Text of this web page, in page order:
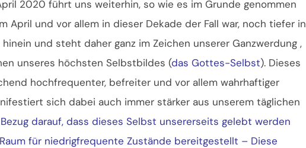
2020 führt uns weiterhin, so wie es im Grunde genommen
April und vor allem in dieser Dekade der Fall war, noch tiefer in
und steht daher ganz im Zeichen unserer Ganzwerdung ,
unseres höchsten Selbstbildes (das Gottes-Selbst). Dieses
hochfrequenter, befreiter und vor allem wahrhaftiger
sich dabei auch immer stärker aus unserem täglichen
darauf, dass dieses Selbst unsererseits gelebt werden
für niedrigfrequente Zustände bereitgestellt – Diese